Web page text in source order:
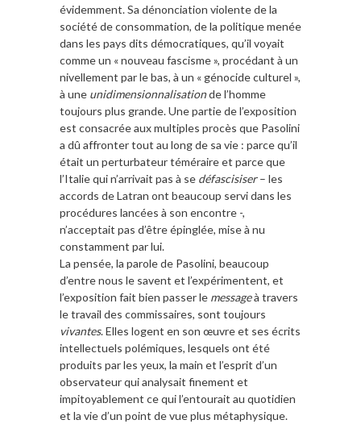
évidemment. Sa dénonciation violente de la
société de consommation, de la politique menée
dans les pays dits démocratiques, qu’il voyait
comme un « nouveau fascisme », procédant à un
nivellement par le bas, à un « génocide culturel »,
à une unidimensionnalisationde l’homme
toujours plus grande. Une partie de l’exposition
est consacrée aux multiples procès que Pasolini
a dû affronter tout au long de sa vie : parce qu’il
était un perturbateur téméraire et parce que
l’Italie qui n’arrivait pas à se défascisiser– les
accords de Latran ont beaucoup servi dans les
procédures lancées à son encontre -,
n’acceptait pas d’être épinglée, mise à nu
constamment par lui.
La pensée, la parole de Pasolini, beaucoup
d’entre nous le savent et l’expérimentent, et
l’exposition fait bien passer le messageà travers
le travail des commissaires, sont toujours
vivantes. Elles logent en son œuvre et ses écrits
intellectuels polémiques, lesquels ont été
produits par les yeux, la main et l’esprit d’un
observateur qui analysait finement et
impitoyablement ce qui l’entourait au quotidien
et la vie d’un point de vue plus métaphysique.